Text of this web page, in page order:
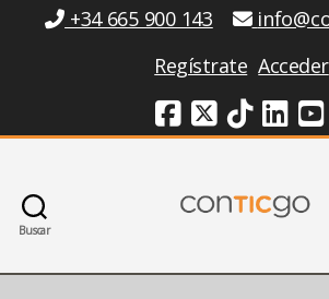
Información
+34 665 900 143
Regístrate Acceder
Redes Sociales
Buscar